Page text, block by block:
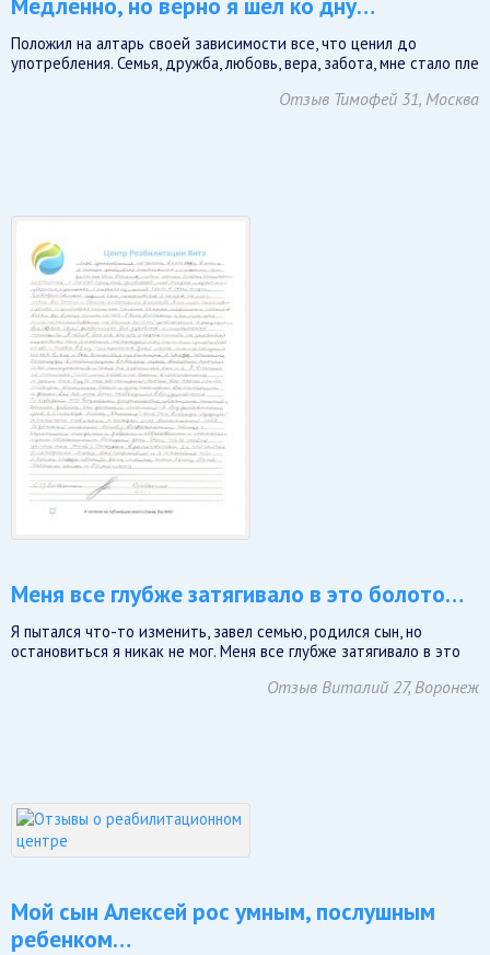
Положил на алтарь своей зависимости все, что ценил до
употребления. Семья, дружба, любовь, вера, забота, мне стало пле
Отзыв Тимофей 31, Москва
Меня все глубже затягивало в это болото…
Я пытался что-то изменить, завел семью, родился сын, но
остановиться я никак не мог. Меня все глубже затягивало в это
Отзыв Виталий 27, Воронеж
Мой сын Алексей рос умным, послушным
ребенком…